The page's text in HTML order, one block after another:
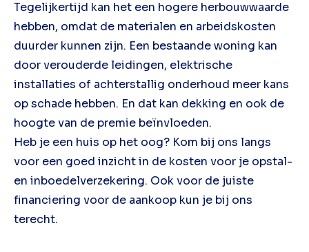
Tegelijkertijd kan het een hogere herbouwwaarde
hebben, omdat de materialen en arbeidskosten
duurder kunnen zijn. Een bestaande woning kan
door verouderde leidingen, elektrische
installaties of achterstallig onderhoud meer kans
op schade hebben. En dat kan dekking en ook de
hoogte van de premie beïnvloeden.
Heb je een huis op het oog? Kom bij ons langs
voor een goed inzicht in de kosten voor je opstal-
en inboedelverzekering. Ook voor de juiste
financiering voor de aankoop kun je bij ons
terecht.